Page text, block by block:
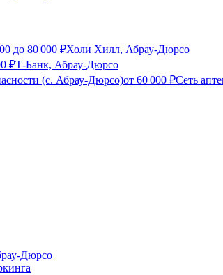
до 80 000 ₽Холи Хилл, Абрау-Дюрсо
₽Т-Банк, Абрау-Дюрсо
(с. Абрау-Дюрсо)от 60 000 ₽Сеть
Дюрсо